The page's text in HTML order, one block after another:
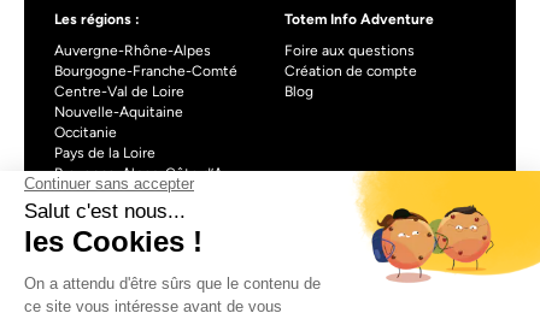
Les régions :
Auvergne-Rhône-Alpes
Bourgogne-Franche-Comté
Centre-Val de Loire
Nouvelle-Aquitaine
Occitanie
Pays de la Loire
Provence-Alpes-Côte d’Azur
Totem Info Adventure
Foire aux questions
Création de compte
Blog
À propos de Totem info Adventure
Formulaire de contact